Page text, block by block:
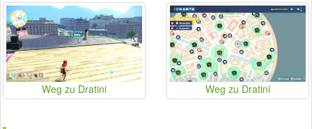
Weg zu Dratini Weg zu Dratini